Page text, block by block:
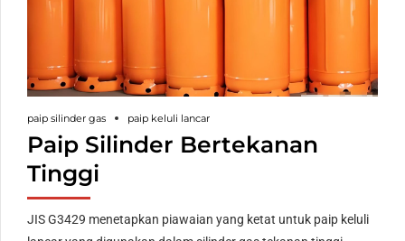
paip silinder gas paip keluli lancar
Paip Silinder Bertekanan
Tinggi
JIS G3429 menetapkan piawaian yang ketat untuk paip keluli